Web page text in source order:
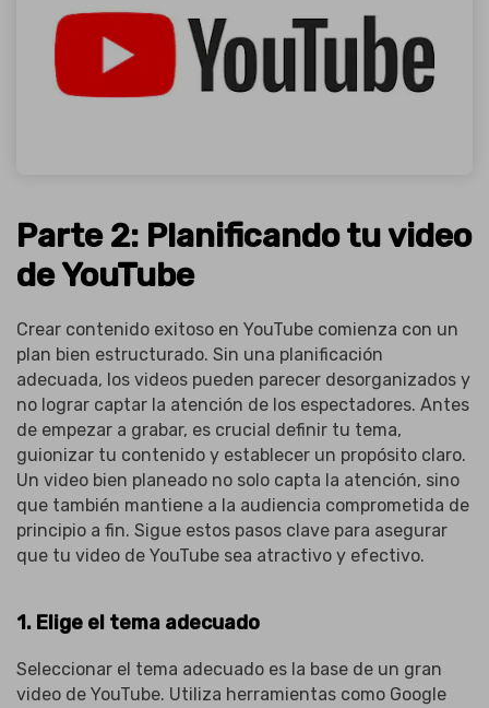
Parte 2: Planificando tu video
de YouTube
Crear contenido exitoso en YouTube comienza con un
plan bien estructurado. Sin una planificación
adecuada, los videos pueden parecer desorganizados y
no lograr captar la atención de los espectadores. Antes
de empezar a grabar, es crucial definir tu tema,
guionizar tu contenido y establecer un propósito claro.
Un video bien planeado no solo capta la atención, sino
que también mantiene a la audiencia comprometida de
principio a fin. Sigue estos pasos clave para asegurar
que tu video de YouTube sea atractivo y efectivo.
1. Elige el tema adecuado
Seleccionar el tema adecuado es la base de un gran
video de YouTube. Utiliza herramientas como Google